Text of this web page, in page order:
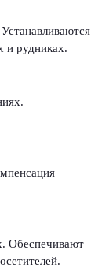
и рудниках.
Обеспечивают